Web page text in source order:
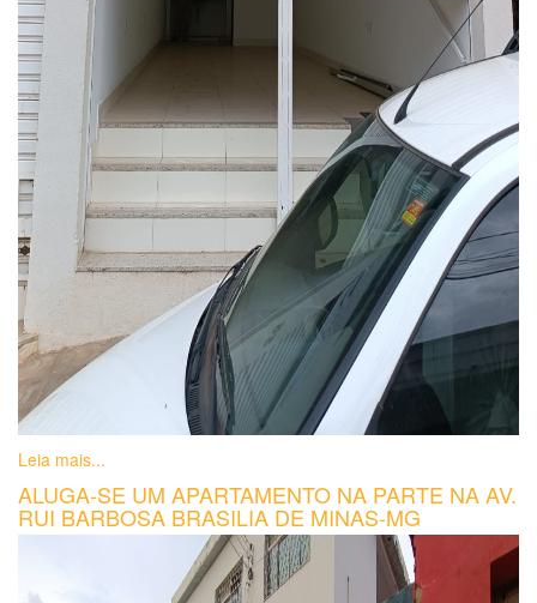
Leia mais...
ALUGA-SE UM APARTAMENTO NA PARTE NA AV.
RUI BARBOSA BRASILIA DE MINAS-MG